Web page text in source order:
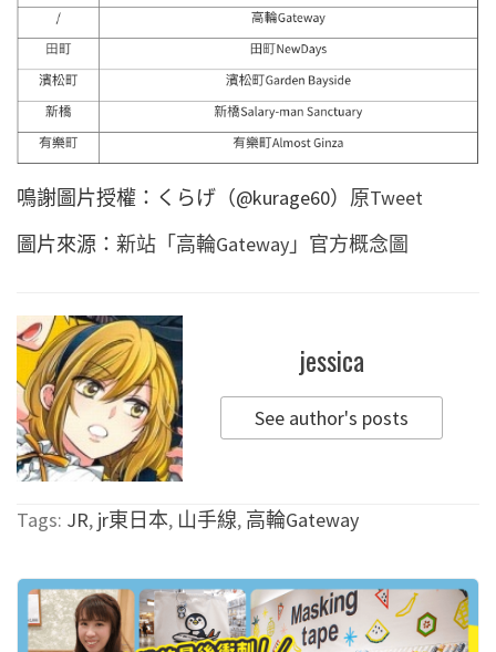
鳴謝圖片授權：くらげ（@kurage60） 原Tweet
圖片來源： 新站「高輪Gateway」官方概念圖
jessica
See author's posts
Tags: JR, jr東日本, 山手線, 高輪Gateway